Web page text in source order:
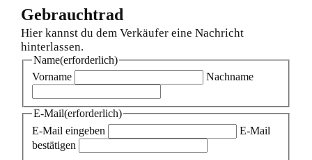
Gebrauchtrad
Hier kannst du dem Verkäufer eine Nachricht
hinterlassen.
Name(erforderlich)
Vorname
Nachname
E-Mail(erforderlich)
E-Mail eingeben
E-Mail
bestätigen